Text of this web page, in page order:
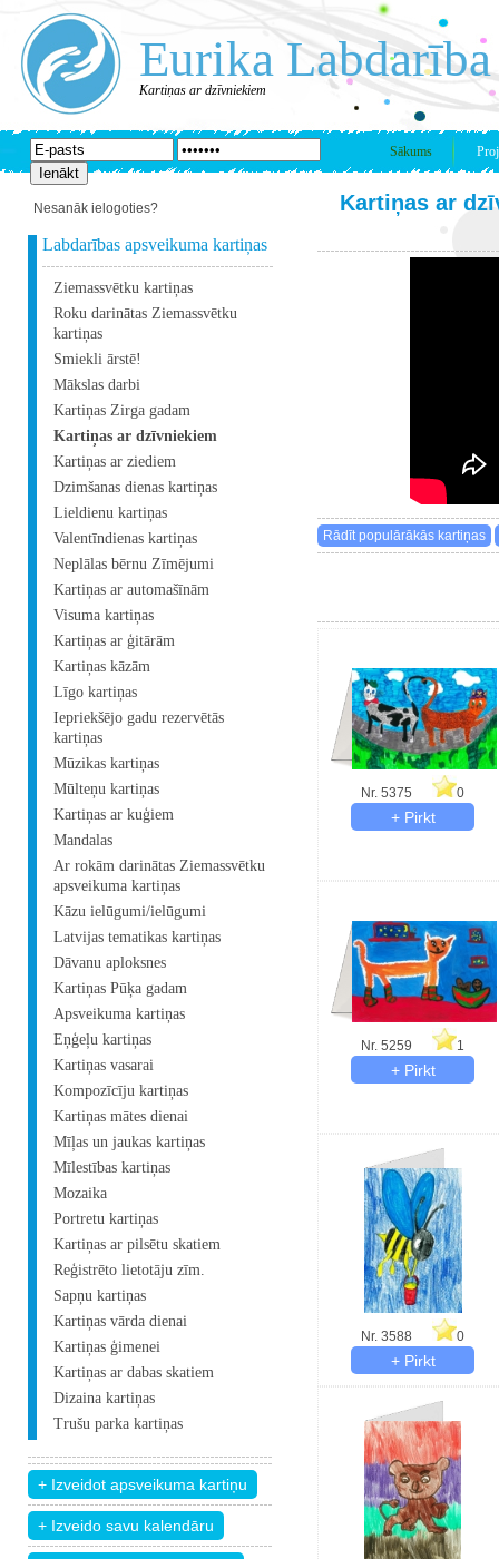
Eurika Labdarība
Kartiņas ar dzīvniekiem
Sākums
Nesanāk ielogoties?
Labdarības apsveikuma kartiņas
Ziemassvētku kartiņas
Roku darinātas Ziemassvētku
kartiņas
Smiekli ārstē!
Mākslas darbi
Kartiņas Zirga gadam
Kartiņas ar dzīvniekiem
Kartiņas ar ziediem
Dzimšanas dienas kartiņas
Lieldienu kartiņas
Valentīndienas kartiņas
Neplālas bērnu Zīmējumi
Kartiņas ar automašīnām
Visuma kartiņas
Kartiņas ar ģitārām
Kartiņas kāzām
Līgo kartiņas
Iepriekšējo gadu rezervētās
kartiņas
Mūzikas kartiņas
Mūlteņu kartiņas
Kartiņas ar kuģiem
Mandalas
Ar rokām darinātas Ziemassvētku
apsveikuma kartiņas
Kāzu ielūgumi/ielūgumi
Latvijas tematikas kartiņas
Dāvanu aploksnes
Kartiņas Pūķa gadam
Apsveikuma kartiņas
Eņģeļu kartiņas
Kartiņas vasarai
Kompozīcīju kartiņas
Kartiņas mātes dienai
Mīļas un jaukas kartiņas
Mīlestības kartiņas
Mozaika
Portretu kartiņas
Kartiņas ar pilsētu skatiem
Reģistrēto lietotāju zīm.
Sapņu kartiņas
Kartiņas vārda dienai
Kartiņas ģimenei
Kartiņas ar dabas skatiem
Dizaina kartiņas
Trušu parka kartiņas
Kartiņas ar
Nr. 5375 0
Nr. 5259 1
Nr. 3588 0